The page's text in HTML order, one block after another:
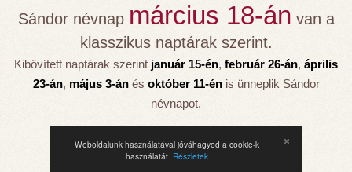
Weboldalunk használatával jóváhagyod a cookie-k
használatát. Részletek
Sándor névnap március 18-án van a
klasszikus naptárak szerint.
Kibővített naptárak szerint január 15-én, február 26-án, április
23-án, május 3-ánés október 11-énis ünneplik Sándor
névnapot.